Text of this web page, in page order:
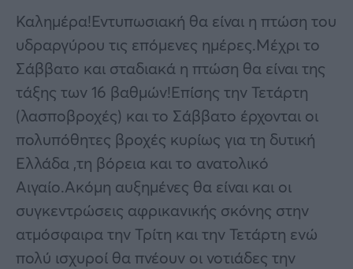
Καλημέρα!Εντυπωσιακή θα είναι η πτώση του
υδραργύρου τις επόμενες ημέρες.Μέχρι το
Σάββατο και σταδιακά η πτώση θα είναι της
τάξης των 16 βαθμών!Επίσης την Τετάρτη
(λασποβροχές) και το Σάββατο έρχονται οι
πολυπόθητες βροχές κυρίως για τη δυτική
Ελλάδα ,τη βόρεια και το ανατολικό
Αιγαίο.Ακόμη αυξημένες θα είναι και οι
συγκεντρώσεις αφρικανικής σκόνης στην
ατμόσφαιρα την Τρίτη και την Τετάρτη ενώ
πολύ ισχυροί θα πνέουν οι νοτιάδες την